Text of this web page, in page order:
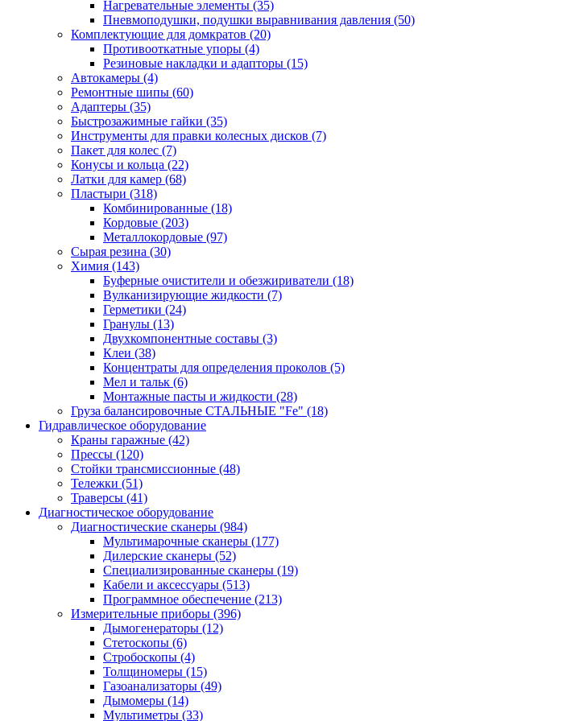
Нагревательные элементы (35)
Пневмоподушки, подушки выравнивания давления (50)
Комплектующие для домкратов (20)
Противооткатные упоры (4)
Резиновые накладки и адапторы (15)
Автокамеры (4)
Ремонтные шипы (60)
Адаптеры (35)
Быстрозажимные гайки (35)
Инструменты для правки колесных дисков (7)
Пакет для колес (7)
Конусы и кольца (22)
Латки для камер (68)
Пластыри (318)
Комбинированные (18)
Кордовые (203)
Металлокордовые (97)
Сырая резина (30)
Химия (143)
Буферные очистители и обезжириватели (18)
Вулканизирующие жидкости (7)
Герметики (24)
Гранулы (13)
Двухкомпонентные составы (3)
Клеи (38)
Концентраты для определения проколов (5)
Мел и тальк (6)
Монтажные пасты и жидкости (28)
Груза балансировочные СТАЛЬНЫЕ "Fe" (18)
Гидравлическое оборудование
Краны гаражные (42)
Прессы (120)
Стойки трансмиссионные (48)
Тележки (51)
Траверсы (41)
Диагностическое оборудование
Диагностические сканеры (984)
Мультимарочные сканеры (177)
Дилерские сканеры (52)
Специализированные сканеры (19)
Кабели и аксессуары (513)
Программное обеспечение (213)
Измерительные приборы (396)
Дымогенераторы (12)
Стетоскопы (6)
Стробоскопы (4)
Толщиномеры (15)
Газоанализаторы (49)
Дымомеры (14)
Мультиметры (33)